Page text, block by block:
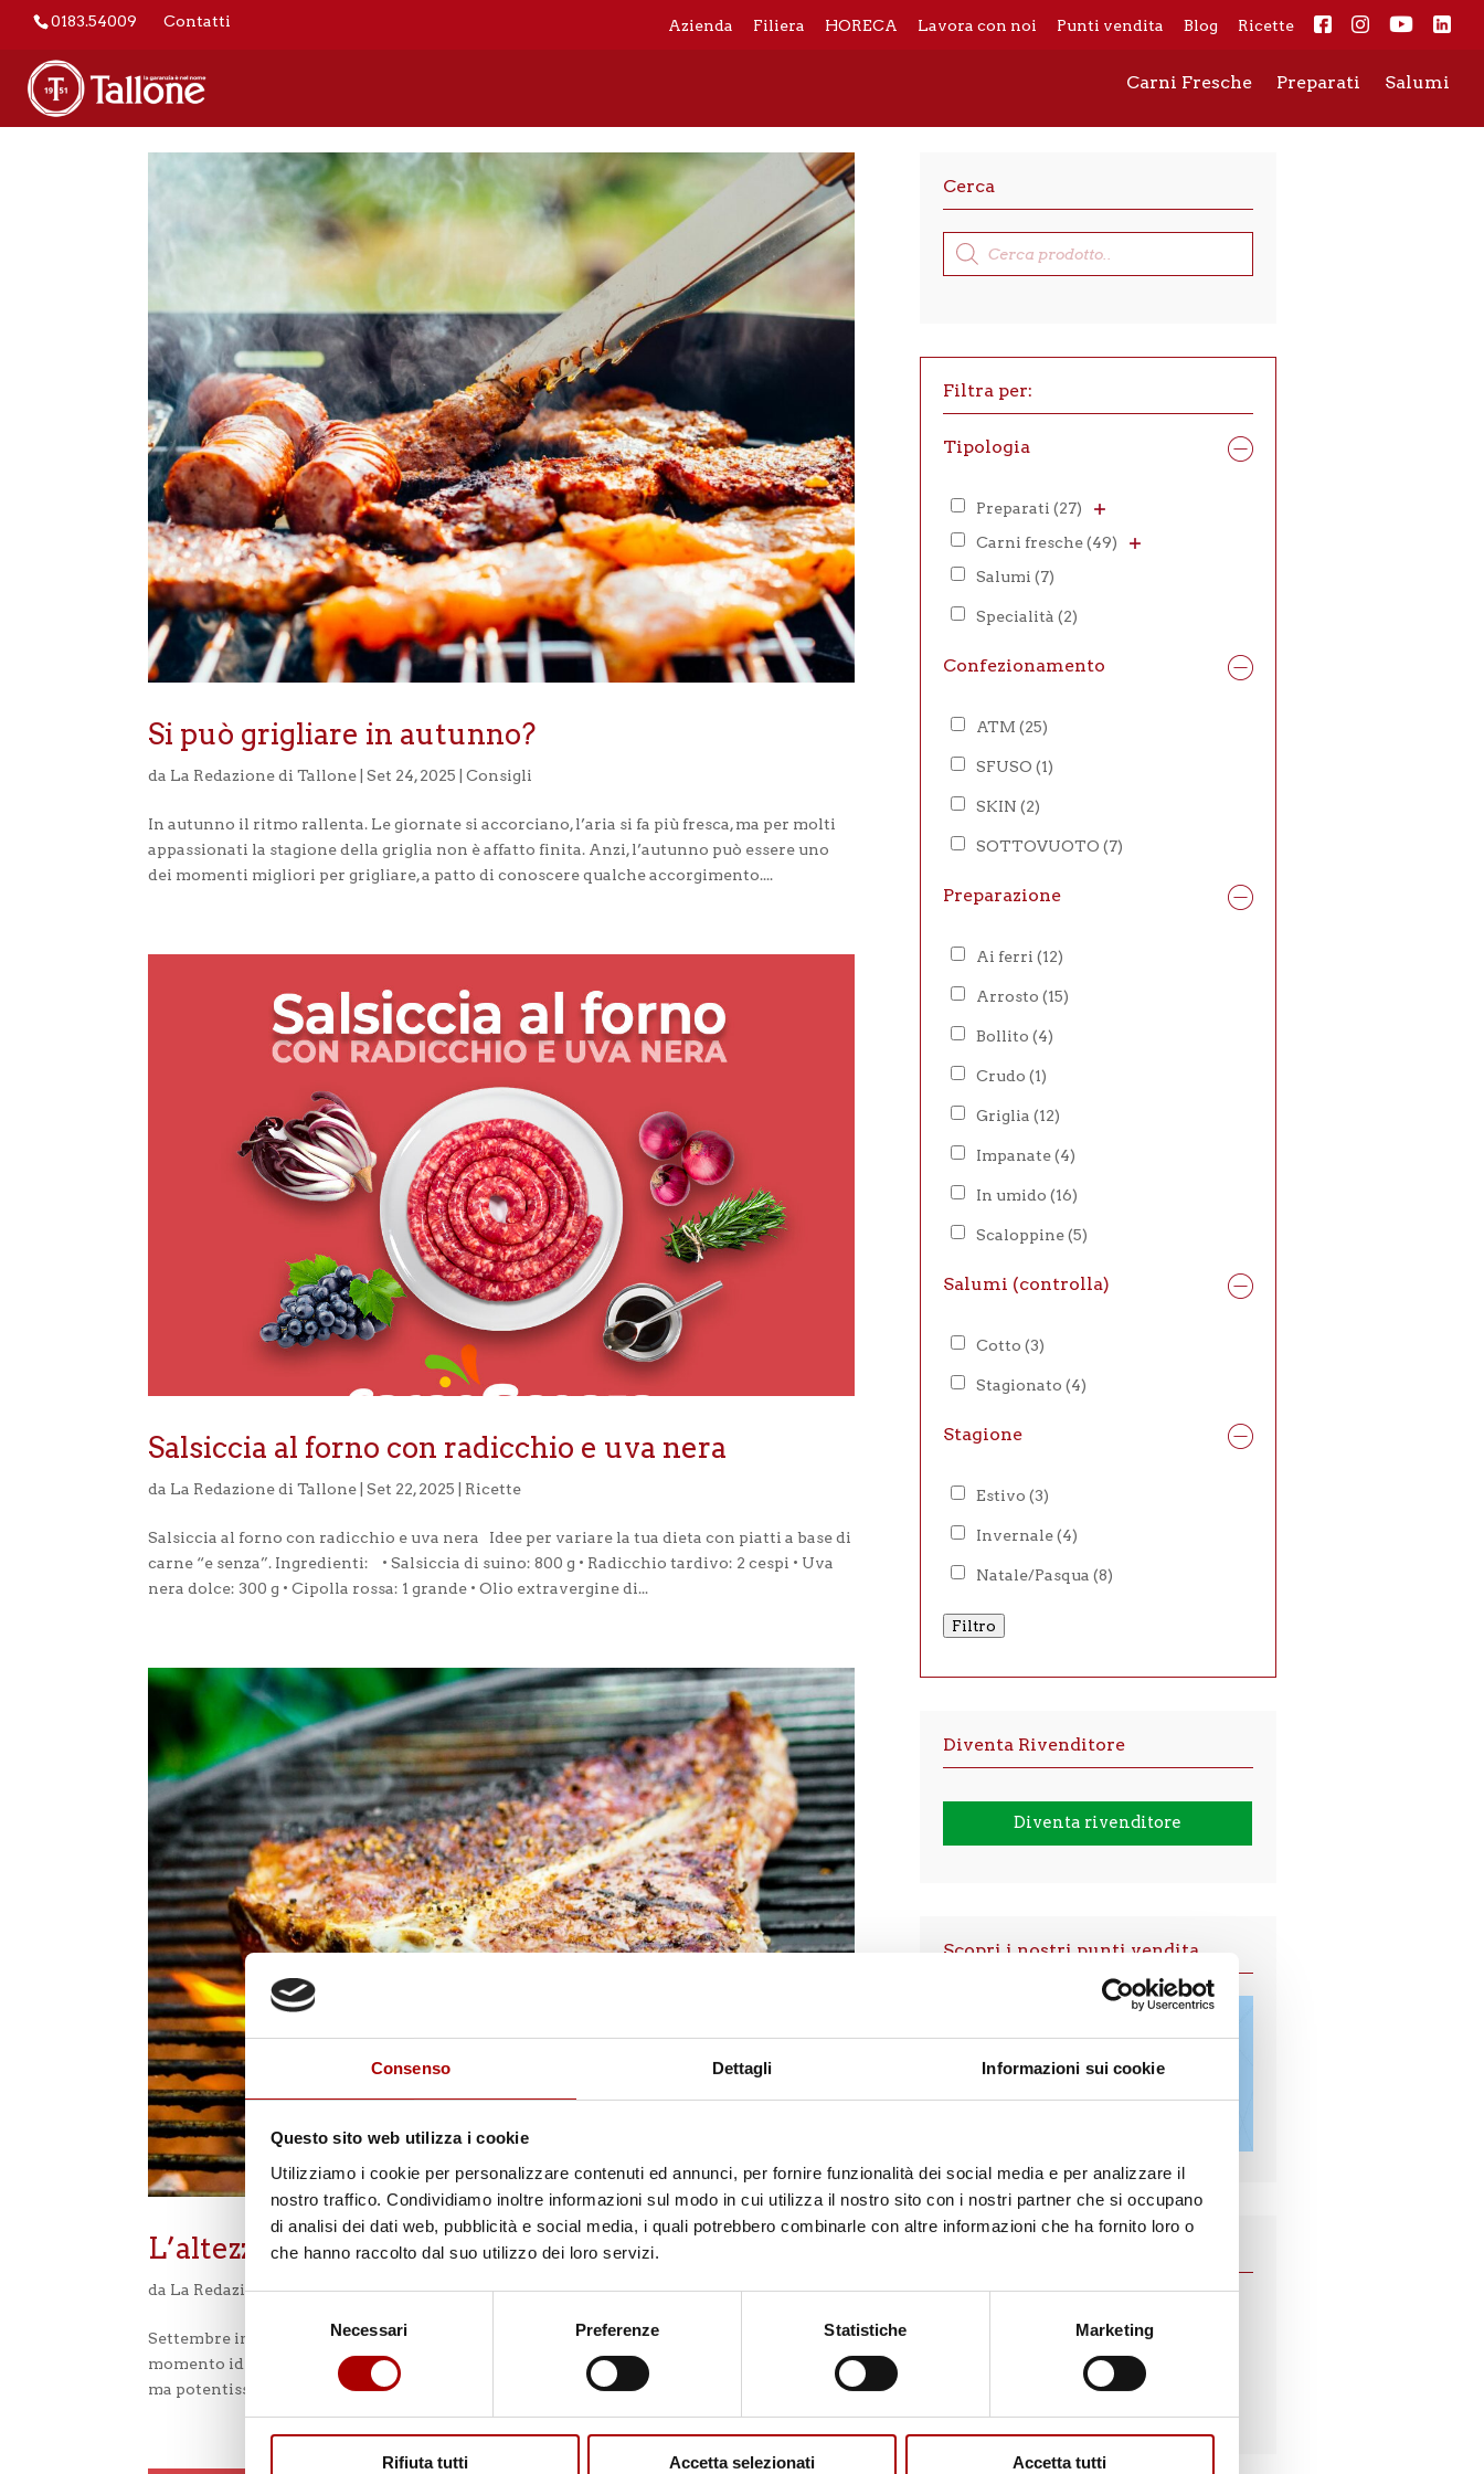
Consenso Dettagli Informazioni sui cookie
Questo sito web utilizza i cookie
Utilizziamo i cookie per personalizzare contenuti ed annunci, per fornire funzionalità dei social media e per analizzare il
nostro traffico. Condividiamo inoltre informazioni sul modo in cui utilizza il nostro sito con i nostri partner che si occupano
di analisi dei dati web, pubblicità e social media, i quali potrebbero combinarle con altre informazioni che ha fornito loro o
che hanno raccolto dal suo utilizzo dei loro servizi.
Necessari Preferenze Statistiche Marketing
Rifiuta tutti Accetta selezionati Accetta tutti
Carni Fresche Preparati Salumi
0183.54009 Contatti Azienda Filiera HORECA Lavora con noi Punti vendita Blog Ricette
Si può grigliare in autunno?
da La Redazione di Tallone |Set 24, 2025 |Consigli
In autunno il ritmo rallenta. Le giornate si accorciano, l’aria si fa più fresca, ma per molti
appassionati la stagione della griglia non è affatto finita. Anzi, l’autunno può essere uno
dei momenti migliori per grigliare, a patto di conoscere qualche accorgimento....
Salsiccia al forno con radicchio e uva nera
da La Redazione di Tallone |Set 22, 2025 Ricette
Salsiccia al forno con radicchio e uva nera Idee per variare la tua dieta con piatti a base di
carne “e senza”. Ingredienti: • Salsiccia di suino: 800 g • Radicchio tardivo: 2 cespi • Uva
nera dolce: 300 g • Cipolla rossa: 1 grande • Olio extravergine di...
L’altezza della griglia conta?
da La Redazione di Tallone|Set 11, 2025|Consigli
Settembre inoltrato, l’aria è più fresca e le grigliate si fanno più lente, più intime. È il
momento ideale per sperimentare… …e per imparare a usare una leva poco considerata
ma potentissima: l’altezza della griglia rispetto alla brace. Griglia bassa:...
Cerca
Products
search
Filtra per:
Tipologia
Preparati (27)
Carni fresche (49)
Salumi (7)
Specialità (2)
Confezionamento
ATM (25)
SFUSO (1)
SKIN (2)
SOTTOVUOTO (7)
Preparazione
Ai ferri (12)
Arrosto (15)
Bollito (4)
Crudo (1)
Griglia (12)
Impanate (4)
In umido (16)
Scaloppine (5)
Salumi (controlla)
Cotto (3)
Stagionato (4)
Stagione
Estivo (3)
Invernale (4)
Natale/Pasqua (8)
Filtro
Diventa Rivenditore
Diventa rivenditore
Scopri i nostri punti vendita
Contatta lo
specialista!
0183.54009